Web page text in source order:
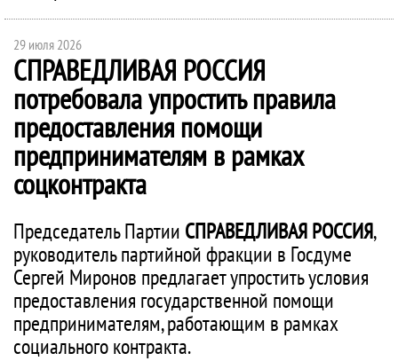
29 июля 2026
СПРАВЕДЛИВАЯ РОССИЯ
потребовала упростить правила
предоставления помощи
предпринимателям в рамках
соцконтракта
Председатель Партии СПРАВЕДЛИВАЯ РОССИЯ,
руководитель партийной фракции в Госдуме
Сергей Миронов предлагает упростить условия
предоставления государственной помощи
предпринимателям, работающим в рамках
социального контракта.